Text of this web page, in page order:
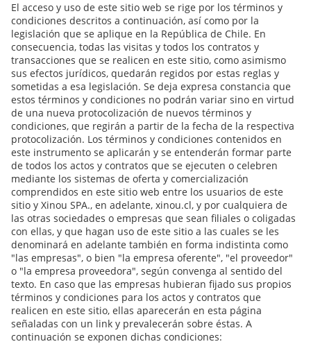
El acceso y uso de este sitio web se rige por los términos y
condiciones descritos a continuación, así como por la
legislación que se aplique en la República de Chile. En
consecuencia, todas las visitas y todos los contratos y
transacciones que se realicen en este sitio, como asimismo
sus efectos jurídicos, quedarán regidos por estas reglas y
sometidas a esa legislación. Se deja expresa constancia que
estos términos y condiciones no podrán variar sino en virtud
de una nueva protocolización de nuevos términos y
condiciones, que regirán a partir de la fecha de la respectiva
protocolización. Los términos y condiciones contenidos en
este instrumento se aplicarán y se entenderán formar parte
de todos los actos y contratos que se ejecuten o celebren
mediante los sistemas de oferta y comercialización
comprendidos en este sitio web entre los usuarios de este
sitio y Xinou SPA., en adelante, xinou.cl, y por cualquiera de
las otras sociedades o empresas que sean filiales o coligadas
con ellas, y que hagan uso de este sitio a las cuales se les
denominará en adelante también en forma indistinta como
"las empresas", o bien "la empresa oferente", "el proveedor"
o "la empresa proveedora", según convenga al sentido del
texto. En caso que las empresas hubieran fijado sus propios
términos y condiciones para los actos y contratos que
realicen en este sitio, ellas aparecerán en esta página
señaladas con un link y prevalecerán sobre éstas. A
continuación se exponen dichas condiciones: